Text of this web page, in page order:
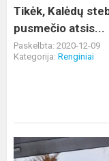
atsis...
Tikėk, Kalėdų
pusmečio atsis...
Paskelbta: 2020-12-09
Kategorija: Renginiai
Belaukiant